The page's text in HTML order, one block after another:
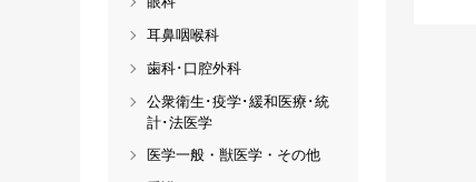
耳鼻咽喉科
歯科･口腔外科
公衆衛生･疫学･緩和医療･統
計･法医学
医学一般・獣医学・その他